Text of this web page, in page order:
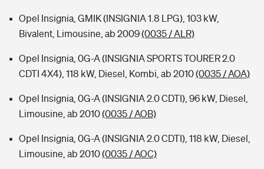
Opel Insignia, GMIK (INSIGNIA 1.8 LPG), 103 kW,
Bivalent, Limousine, ab 2009(0035 / ALR)
Opel Insignia, 0G-A (INSIGNIA SPORTS TOURER 2.0
CDTI 4X4), 118 kW, Diesel, Kombi, ab 2010(0035 / AOA)
Opel Insignia, 0G-A (INSIGNIA 2.0 CDTI), 96 kW, Diesel,
Limousine, ab 2010(0035 / AOB)
Opel Insignia, 0G-A (INSIGNIA 2.0 CDTI), 118 kW, Diesel,
Limousine, ab 2010(0035 / AOC)